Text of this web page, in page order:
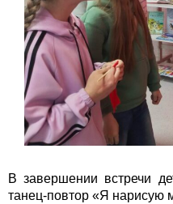
В завершении встречи
танец-повтор «Я нарисую